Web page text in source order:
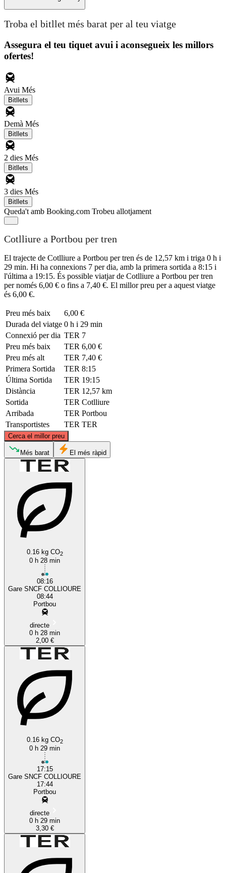
Troba el bitllet més barat per al teu viatge
Assegura el teu tiquet avui i aconsegueix les millors
ofertes!
Avui Més
Bitllets
Demà Més
Bitllets
2 dies Més
Bitllets
3 dies Més
Bitllets
Queda't amb Booking.com Trobeu allotjament
Cotlliure a Portbou per tren
El trajecte de Cotlliure a Portbou per tren és de 12,57 km i triga 0 h i
29 min. Hi ha connexions 7 per dia, amb la primera sortida a 8:15 i
l'última a 19:15. És possible viatjar de Cotlliure a Portbou per tren
per només 6,00 € o fins a 7,40 €. El millor preu per a aquest viatge
és 6,00 €.
Preu més baix
6,00 €
Durada del viatge 0 h i 29 min
Connexió per dia TER 7
Preu més baix
TER 6,00 €
Preu més alt
TER 7,40 €
Primera Sortida
TER 8:15
Última Sortida
TER 19:15
Distància
TER 12,57 km
Sortida
TER Cotlliure
Arribada
TER Portbou
Transportistes
TER TER
Cerca el millor preu
Collioure
Més barat El més ràpid
0.16 kg CO2
0 h 28 min
08:16
Gare SNCF COLLIOURE
08:44
Portbou
directe
0 h 28 min
2,00 €
0.16 kg CO2
0 h 29 min
17:15
Gare SNCF COLLIOURE
17:44
Portbou
directe
0 h 29 min
3,30 €